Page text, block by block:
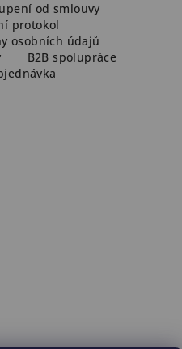
ý
p
i
s
od smlouvy
protokol
osobních údajů
B2B spolupráce